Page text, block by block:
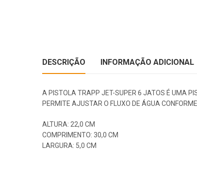
DESCRIÇÃO INFORMAÇÃO ADICIONAL
A PISTOLA TRAPP JET-SUPER 6 JATOS É UMA
PERMITE AJUSTAR O FLUXO DE ÁGUA
ALTURA: 22,0 CM
COMPRIMENTO: 30,0 CM
LARGURA: 5,0 CM